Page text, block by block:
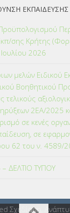
σης Κρήτης
2026
μελών Ειδικού
Βοηθητικού
τελικούς
2ΕΑ/2025
σε κενές
σε
62 του ν. 4589/
ΔΕΛΤΙΟ ΤΥΠΟΥ
Σχεδίαση,